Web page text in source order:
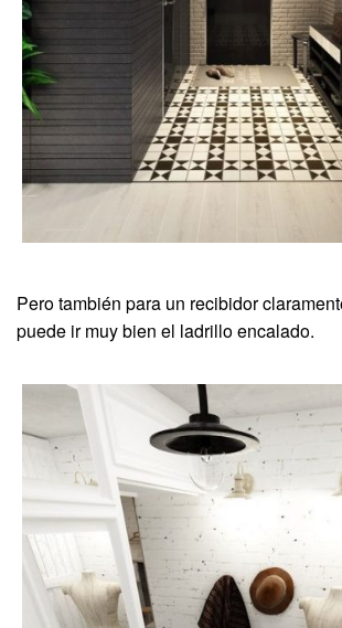
Pero también para un recibidor
puede ir muy bien el ladrillo encalado.